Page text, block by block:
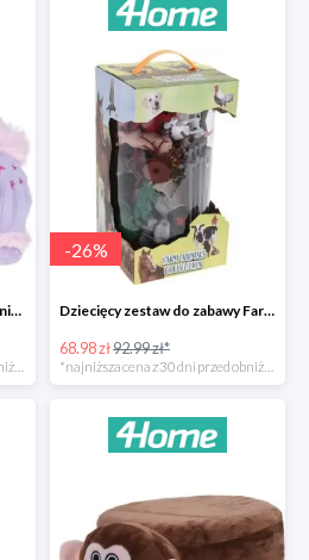
Zabawka pluszowa Walking unicorn -30%
*najniższa cena z 30 dni przed obniżką
-26%
Dziecięcy zestaw do zabawy Farm animals Collection -26%
68.98 zł92.99 zł*
*najniższa cena z 30 dni przed obniżką